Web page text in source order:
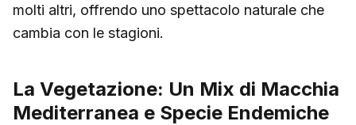
molti altri, offrendo uno spettacolo naturale che
cambia con le stagioni.
La Vegetazione: Un Mix di Macchia
Mediterranea e Specie Endemiche